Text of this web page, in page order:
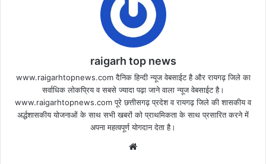
raigarh top news
www.raigarhtopnews.com दैनिक हिन्दी न्यूज वेबसाईट है और रायगढ़ जिले का
सर्वाधिक लोकप्रिय व सबसे ज्यादा पढ़ा जाने वाला न्यूज वेबसाईट है।
www.raigarhtopnews.com पूरे छत्तीसगढ़ प्रदेश व रायगढ़ जिले की शासकीय व
अर्द्धशासकीय योजनाओं के साथ सभी खबरों को प्राथमिकता के साथ प्रसारित करने में
अपना महत्वपूर्ण योगदान देता है।